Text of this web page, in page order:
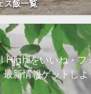
ス飯一覧
をいいね・フ
最新情報ゲットしよ